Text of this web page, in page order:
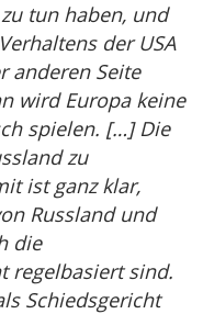
tun haben, und
der USA
anderen Seite
wird Europa keine
spielen. […] Die
zu
ist ganz klar,
Russland und
die
regelbasiert sind.
Schiedsgericht